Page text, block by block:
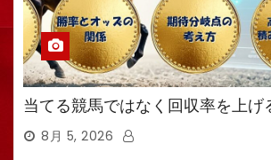
当てる競馬ではなく回収率を上げ
8月 5, 2026